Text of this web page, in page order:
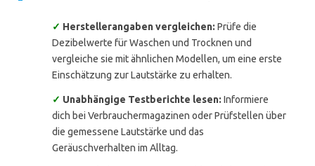
✓ Herstellerangaben vergleichen: Prüfe die
Dezibelwerte für Waschen und Trocknen und
vergleiche sie mit ähnlichen Modellen, um eine erste
Einschätzung zur Lautstärke zu erhalten.
✓ Unabhängige Testberichte lesen: Informiere
dich bei Verbrauchermagazinen oder Prüfstellen über
die gemessene Lautstärke und das
Geräuschverhalten im Alltag.